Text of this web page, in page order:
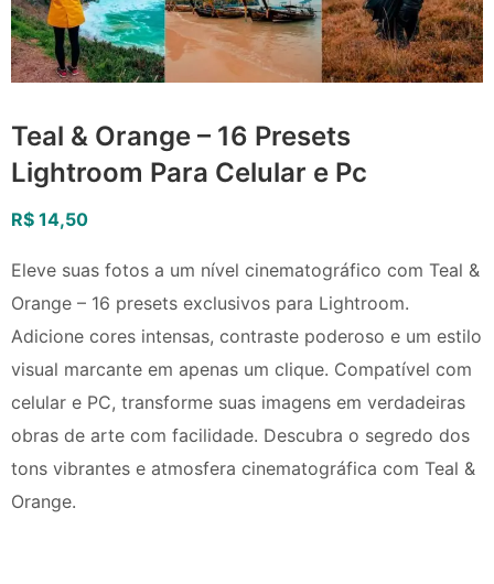
Teal & Orange – 16 Presets
Lightroom Para Celular e Pc
R$ 14,50
Eleve suas fotos a um nível cinematográfico com Teal &
Orange – 16 presets exclusivos para Lightroom.
Adicione cores intensas, contraste poderoso e um estilo
visual marcante em apenas um clique. Compatível com
celular e PC, transforme suas imagens em verdadeiras
obras de arte com facilidade. Descubra o segredo dos
tons vibrantes e atmosfera cinematográfica com Teal &
Orange.